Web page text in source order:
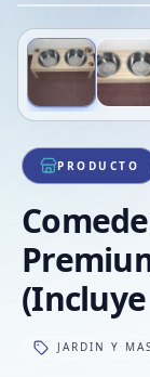
1/3
PRODUCTO
JARDIN Y